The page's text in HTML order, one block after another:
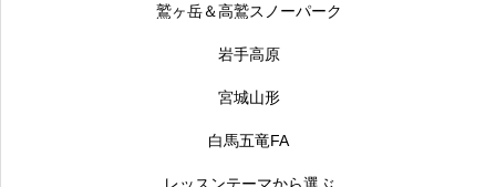
鷲ヶ岳＆高鷲スノーパーク
岩手高原
宮城山形
白馬五竜FA